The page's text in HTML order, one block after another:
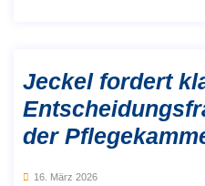
Jeckel fordert
der
16. März 2026